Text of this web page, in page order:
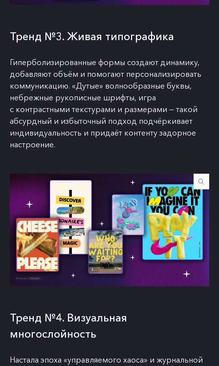
Тренд №3. Живая типографика
Гиперболизированные формы создают динамику,
добавляют объём и помогают персонализировать
коммуникацию. «Дутые» волнообразные буквы,
небрежные рукописные шрифты, игра
с контрастными текстурами и размерами — такой
абсурдный и избыточный подход подчёркивает
индивидуальность и придаёт контенту задорное
настроение.
Тренд №4. Визуальная
многослойность
Настала эпоха «управляемого хаоса» и журнальной